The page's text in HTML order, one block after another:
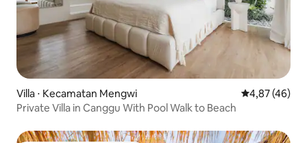
Villa ⋅ Kecamatan Mengwi Évaluation
4,87 (46)
Private Villa in Canggu With Pool Walk to Beach